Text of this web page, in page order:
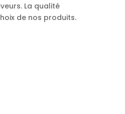
La qualité
de nos produits.